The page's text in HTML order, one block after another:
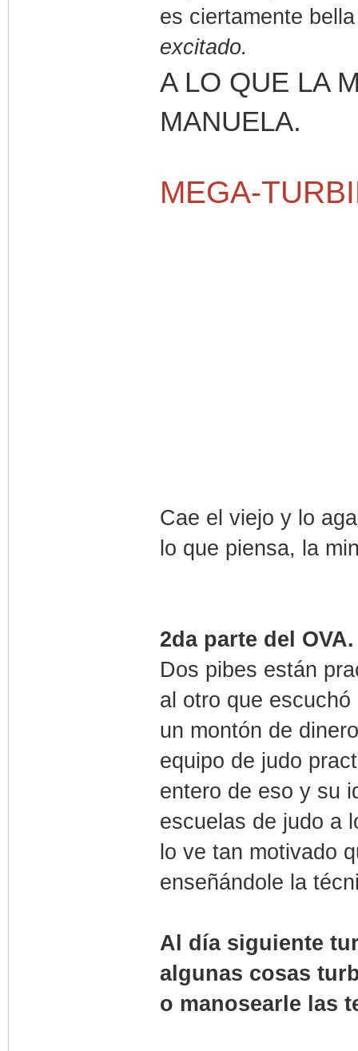
es ciertamente
excitado.
A LO QUE LA
MANUELA.
MEGA-
Cae el viejo y lo
lo que piensa, la
2da parte del OVA.
Dos pibes están
al otro que
un montón de
equipo de judo
entero de eso y su
escuelas de judo a
lo ve tan motivado
enseñándole la
Al día siguiente
algunas cosas
o manosearle las